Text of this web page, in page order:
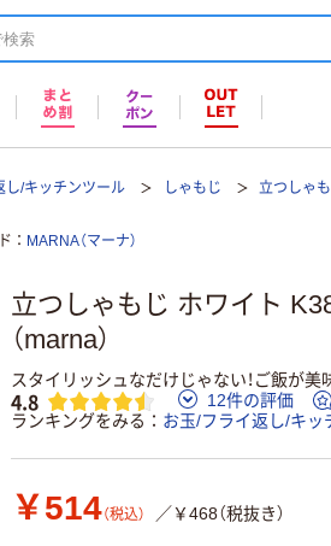
し/キッチンツール しゃもじ 立つしゃ
MARNA（マーナ）
立つしゃもじ ホワイト
（marna）
スタイリッシュなだけじゃない！ご飯が美
4.8 12件の評価
ランキングをみる
お玉/フライ返し/キッ
￥514（税込） ／￥468（税抜き）